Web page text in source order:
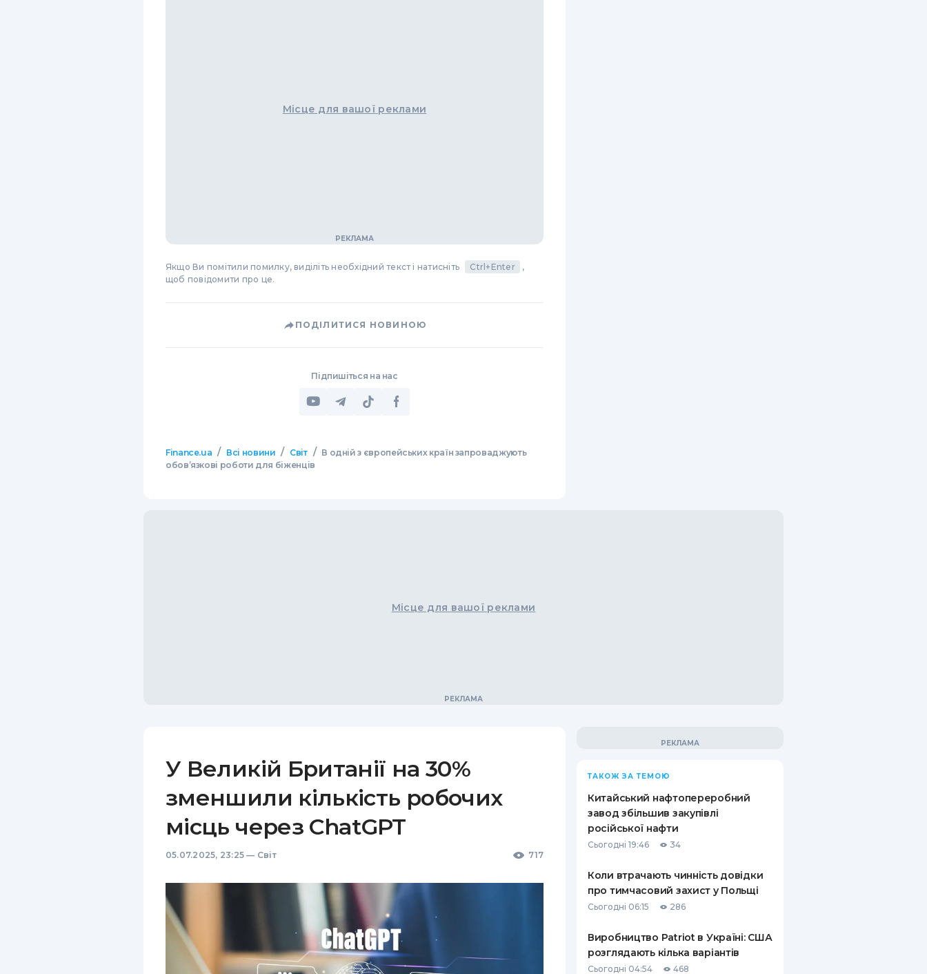
Місце для вашої реклами
Якщо Ви помітили помилку, виділіть необхідний текст і натисніть Ctrl+Enter
,
щоб повідомити про це.
ПОДІЛИТИСЯ НОВИНОЮ
Підпишіться на нас
Finance.ua / Всі новини / Світ / В одній з європейських країн запроваджують
обов’язкові роботи для біженців
Місце для вашої реклами
У Великій Британії на 30%
зменшили кількість робочих
місць через ChatGPT
05.07.2025, 23:25 — Світ 717
ТАКОЖ ЗА ТЕМОЮ
Китайський нафтопереробний
завод збільшив закупівлі
російської нафти
Сьогодні 19:46 34
Коли втрачають чинність довідки
про тимчасовий захист у Польщі
Сьогодні 06:15 286
Виробництво Patriot в Україні: США
розглядають кілька варіантів
Сьогодні 04:54 468